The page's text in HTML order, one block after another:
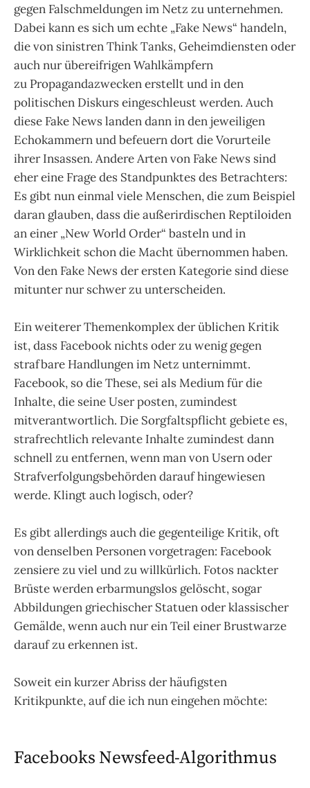
gegen Falschmeldungen im Netz zu unternehmen.
Dabei kann es sich um echte „Fake News“ handeln,
die von sinistren Think Tanks, Geheimdiensten oder
auch nur übereifrigen Wahlkämpfern
zu Propagandazwecken erstellt und in den
politischen Diskurs eingeschleust werden. Auch
diese Fake News landen dann in den jeweiligen
Echokammern und befeuern dort die Vorurteile
ihrer Insassen. Andere Arten von Fake News sind
eher eine Frage des Standpunktes des Betrachters:
Es gibt nun einmal viele Menschen, die zum Beispiel
daran glauben, dass die außerirdischen Reptiloiden
an einer „New World Order“ basteln und in
Wirklichkeit schon die Macht übernommen haben.
Von den Fake News der ersten Kategorie sind diese
mitunter nur schwer zu unterscheiden.
Ein weiterer Themenkomplex der üblichen Kritik
ist, dass Facebook nichts oder zu wenig gegen
strafbare Handlungen im Netz unternimmt.
Facebook, so die These, sei als Medium für die
Inhalte, die seine User posten, zumindest
mitverantwortlich. Die Sorgfaltspflicht gebiete es,
strafrechtlich relevante Inhalte zumindest dann
schnell zu entfernen, wenn man von Usern oder
Strafverfolgungsbehörden darauf hingewiesen
werde. Klingt auch logisch, oder?
Es gibt allerdings auch die gegenteilige Kritik, oft
von denselben Personen vorgetragen: Facebook
zensiere zu viel und zu willkürlich. Fotos nackter
Brüste werden erbarmungslos gelöscht, sogar
Abbildungen griechischer Statuen oder klassischer
Gemälde, wenn auch nur ein Teil einer Brustwarze
darauf zu erkennen ist.
Soweit ein kurzer Abriss der häufigsten
Kritikpunkte, auf die ich nun eingehen möchte:
Facebooks Newsfeed-Algorithmus